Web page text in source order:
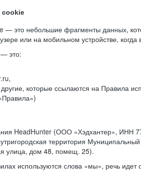
cookie
— это небольшие фрагменты данных,
или на мобильном устройстве,
это:
которые ссылаются на Правила
HeadHunter (ООО «Хэдхантер», ИНН
территория Муниципальный
улица, дом 48, помещ. 25).
используются слова «мы», речь